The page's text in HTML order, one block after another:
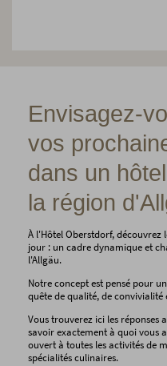
Envisagez-
vos
dans un
la région
À l'Hôtel Oberstdorf, découvrez
jour : un cadre dynamique et
l'Allgäu.
Notre concept est pensé pour
quête de qualité, de
Vous trouverez ici les réponses
savoir exactement à quoi vous
ouvert à toutes les activités de
spécialités culinaires.